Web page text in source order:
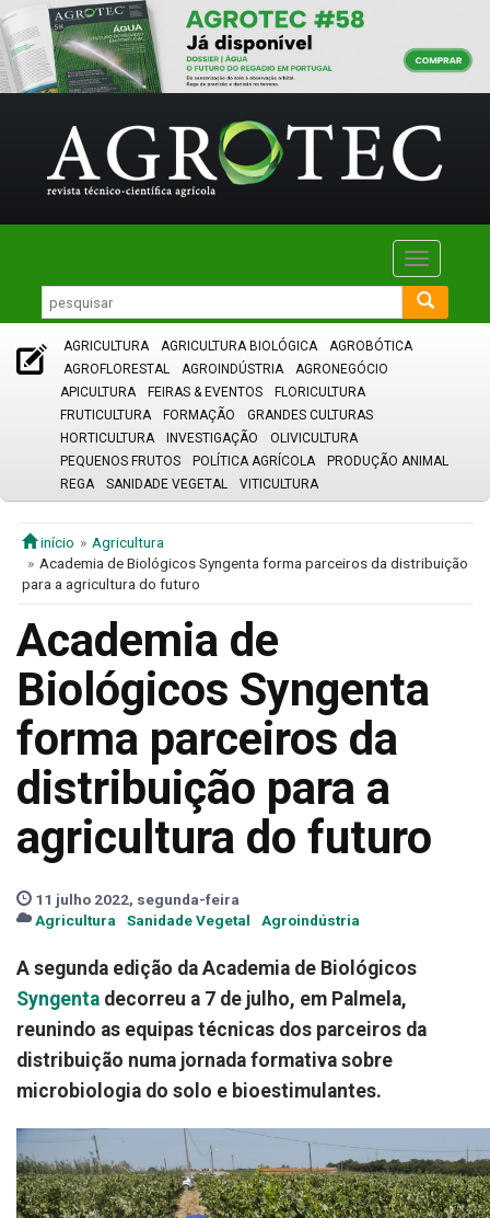
Toggle
AGRICULTURA AGRICULTURA BIOLÓGICA
AGROBÓTICA
AGROFLORESTAL
AGROINDÚSTRIA
AGRONEGÓCIO
APICULTURA
FEIRAS & EVENTOS
FLORICULTURA
FRUTICULTURA
FORMAÇÃO
GRANDES CULTURAS
HORTICULTURA
INVESTIGAÇÃO
OLIVICULTURA
PEQUENOS FRUTOS
POLÍTICA AGRÍCOLA
PRODUÇÃO ANIMAL
REGA
SANIDADE VEGETAL VITICULTURA
início
Agricultura
Academia de Biológicos Syngenta forma parceiros da distribuição
para a agricultura do futuro
Academia de
Biológicos Syngenta
forma parceiros da
distribuição para a
agricultura do futuro
11 julho 2022, segunda-feira
Agricultura
Sanidade Vegetal Agroindústria
A segunda edição da Academia de Biológicos
Syngenta decorreu a 7 de julho, em Palmela,
reunindo as equipas técnicas dos parceiros da
distribuição numa jornada formativa sobre
microbiologia do solo e bioestimulantes.